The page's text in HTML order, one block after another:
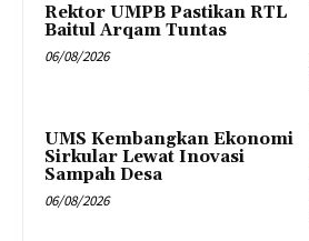
Rektor UMPB Pastikan RTL
Baitul Arqam Tuntas
06/08/2026
UMS Kembangkan Ekonomi
Sirkular Lewat Inovasi
Sampah Desa
06/08/2026